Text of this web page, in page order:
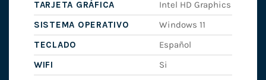
TARJETA GRÁFICA
Intel HD Graphics
SISTEMA OPERATIVO
Windows 11
TECLADO
Español
WIFI
Si